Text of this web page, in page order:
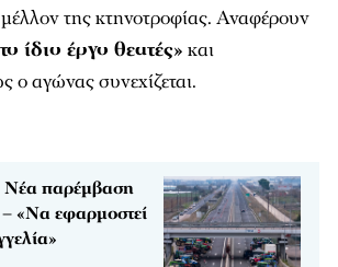
μέλλον της κτηνοτροφίας. Αναφέρουν
ίδιο έργο θεατές» και
ο αγώνας συνεχίζεται.
Νέα παρέμβαση
«Να εφαρμοστεί